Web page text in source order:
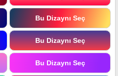
Bu Dizaynı Seç
Bu Dizaynı Seç
Bu Dizaynı Seç